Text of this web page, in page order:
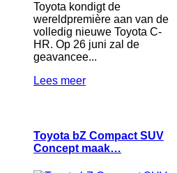
Toyota kondigt de
wereldpremière aan van de
volledig nieuwe Toyota C-
HR. Op 26 juni zal de
geavancee...
Lees meer
Toyota bZ Compact SUV
Concept maak…